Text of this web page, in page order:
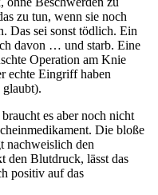
zu tun, wenn sie noch
Das sei sonst tödlich. Ein
davon … und starb. Eine
Operation am Knie
echte Eingriff haben
glaubt).
es aber noch nicht
Die bloße
nachweislich den
den Blutdruck, lässt das
positiv auf das